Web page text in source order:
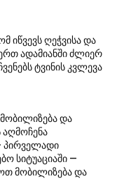
იწვევს ღეჭვისა და
ადამიანში ძლიერ
ტვინის კვლევა
და
აღმოჩენა
პირველადი
სიტუაციაში —
მობილიზება და